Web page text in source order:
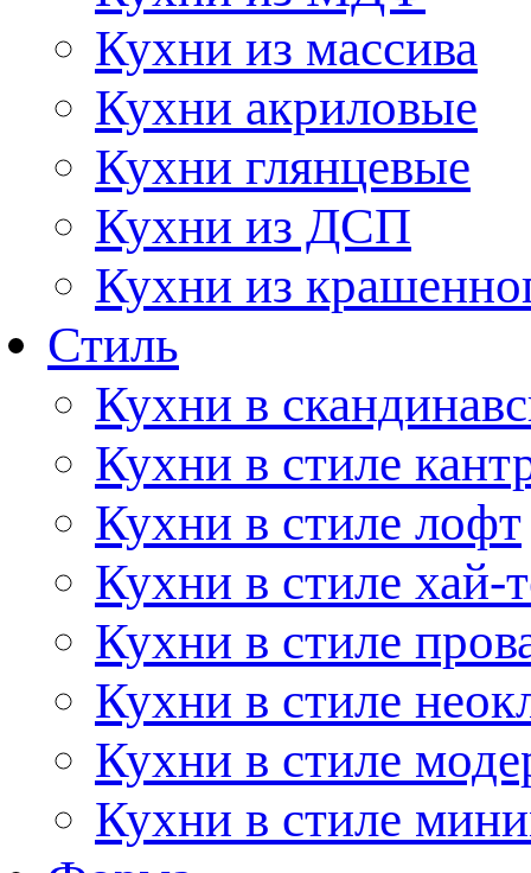
Кухни из массива
Кухни акриловые
Кухни глянцевые
Кухни из ДСП
Кухни из
Стиль
Кухни в
Кухни в стиле
Кухни в стиле лофт
Кухни в стиле хай-
Кухни в стиле
Кухни в стиле
Кухни в стиле
Кухни в стиле